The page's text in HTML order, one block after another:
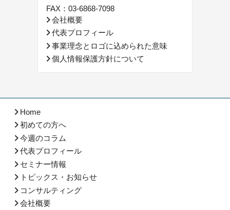
FAX：03-6868-7098
会社概要
代表プロフィール
事業理念とロゴに込められた意味
個人情報保護方針について
Home
初めての方へ
今週のコラム
代表プロフィール
セミナー情報
トピックス・お知らせ
コンサルティング
会社概要